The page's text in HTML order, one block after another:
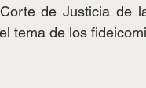
de Justicia de
tema de los